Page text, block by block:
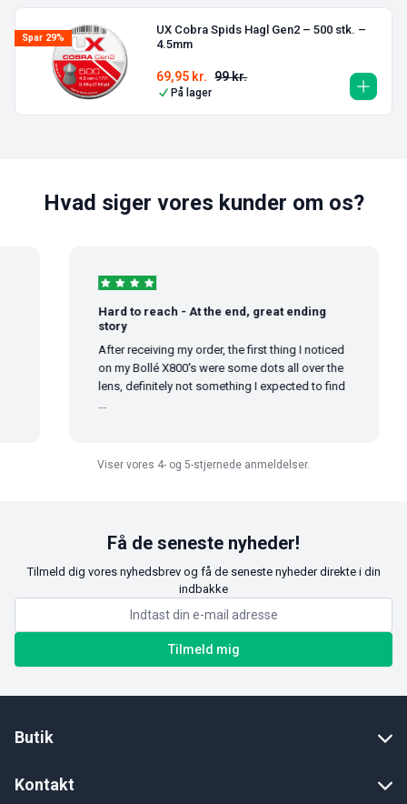
Spar 29%
UX Cobra Spids Hagl Gen2 – 500 stk. –
4.5mm
99kr.
69,95 kr.
På lager
Hvad siger vores kunder om os?
Hard to reach - At the end, great ending
story
After receiving my order, the first thing I noticed
on my Bollé X800's were some dots all over the
lens, definitely not something I expected to find
Viser vores 4- og 5-stjernede anmeldelser.
Få de seneste nyheder!
Tilmeld dig vores nyhedsbrev og få de seneste nyheder direkte i din
indbakke
Tilmeld mig
Butik
Kontakt